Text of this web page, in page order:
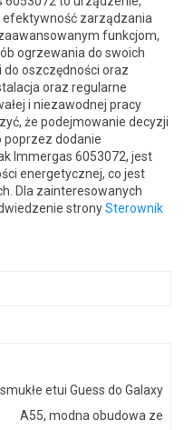
efektywność zarządzania
funkcjom,
ogrzewania do swoich
oszczędności oraz
oraz regularne
i niezawodnej pracy
że podejmowanie decyzji
dodanie
Immergas 6053072, jest
energetycznej, co jest
Dla zainteresowanych
stronySterownik
smukłe etui Guess do Galaxy
A55, modna obudowa ze